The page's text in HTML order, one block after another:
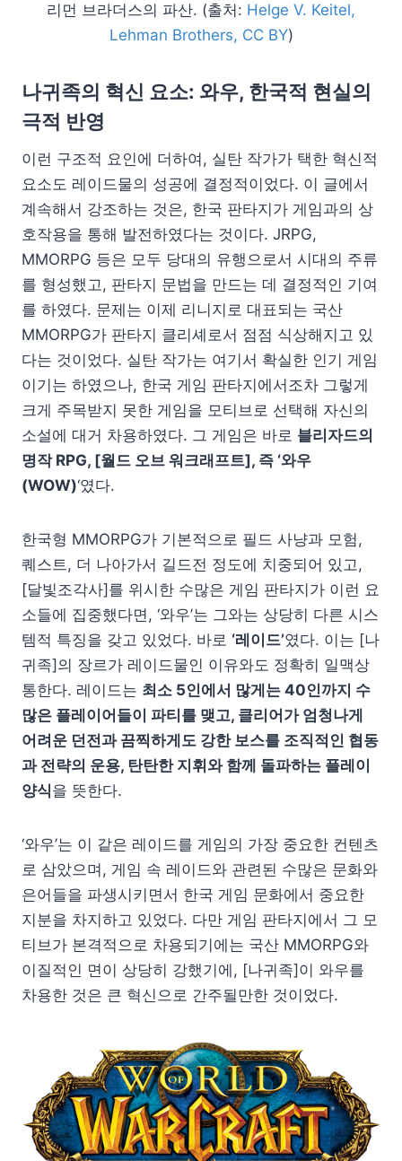
리먼 브라더스의 파산. (출처: Helge V. Keitel,
Lehman Brothers, CC BY)
나귀족의 혁신 요소: 와우, 한국적 현실의
극적 반영
이런 구조적 요인에 더하여, 실탄 작가가 택한 혁신적
요소도 레이드물의 성공에 결정적이었다. 이 글에서
계속해서 강조하는 것은, 한국 판타지가 게임과의 상
호작용을 통해 발전하였다는 것이다. JRPG,
MMORPG 등은 모두 당대의 유행으로서 시대의 주류
를 형성했고, 판타지 문법을 만드는 데 결정적인 기여
를 하였다. 문제는 이제 리니지로 대표되는 국산
MMORPG가 판타지 클리셰로서 점점 식상해지고 있
다는 것이었다. 실탄 작가는 여기서 확실한 인기 게임
이기는 하였으나, 한국 게임 판타지에서조차 그렇게
크게 주목받지 못한 게임을 모티브로 선택해 자신의
소설에 대거 차용하였다. 그 게임은 바로 블리자드의
명작 RPG, [월드 오브 워크래프트], 즉 ‘와우
(WOW)‘였다.
한국형 MMORPG가 기본적으로 필드 사냥과 모험,
퀘스트, 더 나아가서 길드전 정도에 치중되어 있고,
[달빛조각사]를 위시한 수많은 게임 판타지가 이런 요
소들에 집중했다면, ‘와우’는 그와는 상당히 다른 시스
템적 특징을 갖고 있었다. 바로 ‘레이드’였다. 이는 [나
귀족]의 장르가 레이드물인 이유와도 정확히 일맥상
통한다. 레이드는 최소 5인에서 많게는 40인까지 수
많은 플레이어들이 파티를 맺고, 클리어가 엄청나게
어려운 던전과 끔찍하게도 강한 보스를 조직적인 협동
과 전략의 운용, 탄탄한 지휘와 함께 돌파하는 플레이
양식을 뜻한다.
‘와우’는 이 같은 레이드를 게임의 가장 중요한 컨텐츠
로 삼았으며, 게임 속 레이드와 관련된 수많은 문화와
은어들을 파생시키면서 한국 게임 문화에서 중요한
지분을 차지하고 있었다. 다만 게임 판타지에서 그 모
티브가 본격적으로 차용되기에는 국산 MMORPG와
이질적인 면이 상당히 강했기에, [나귀족]이 와우를
차용한 것은 큰 혁신으로 간주될만한 것이었다.